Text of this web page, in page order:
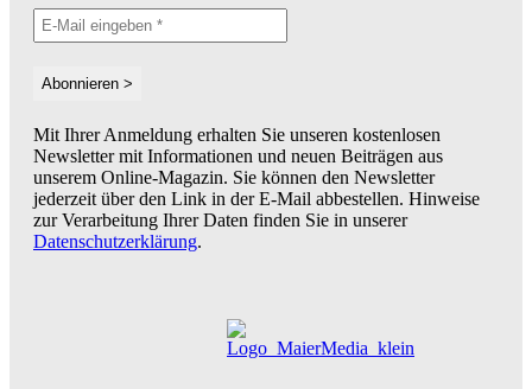
Mit Ihrer Anmeldung erhalten Sie unseren kostenlosen
Newsletter mit Informationen und neuen Beiträgen aus
unserem Online-Magazin. Sie können den Newsletter
jederzeit über den Link in der E-Mail abbestellen. Hinweise
zur Verarbeitung Ihrer Daten finden Sie in unserer
Datenschutzerklärung.